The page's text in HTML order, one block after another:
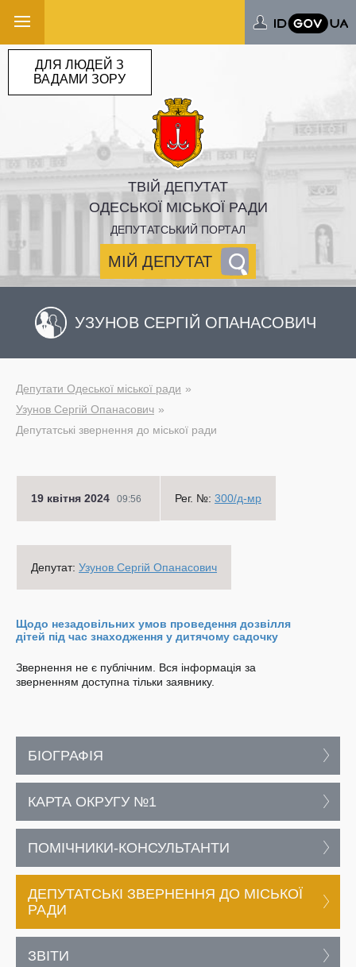
ТВІЙ ДЕПУТАТ
ОДЕСЬКОЇ МІСЬКОЇ РАДИ
ДЕПУТАТСЬКИЙ ПОРТАЛ
МІЙ ДЕПУТАТ
ДЛЯ ЛЮДЕЙ З
ВАДАМИ ЗОРУ
УЗУНОВ СЕРГІЙ ОПАНАСОВИЧ
Депутати Одеської міської ради
Узунов Сергій Опанасович
Депутатські звернення до міської ради
19 квітня 2024 09:56 Рег. №: 300/д-мр
Депутат: Узунов Сергій Опанасович
Щодо незадовільних умов проведення дозвілля
дітей під час знаходження у дитячому садочку
Звернення не є публічним. Вся інформація за
зверненням доступна тільки заявнику.
БІОГРАФІЯ
КАРТА ОКРУГУ №1
ПОМІЧНИКИ-КОНСУЛЬТАНТИ
ДЕПУТАТСЬКІ ЗВЕРНЕННЯ ДО МІСЬКОЇ
РАДИ
ЗВІТИ